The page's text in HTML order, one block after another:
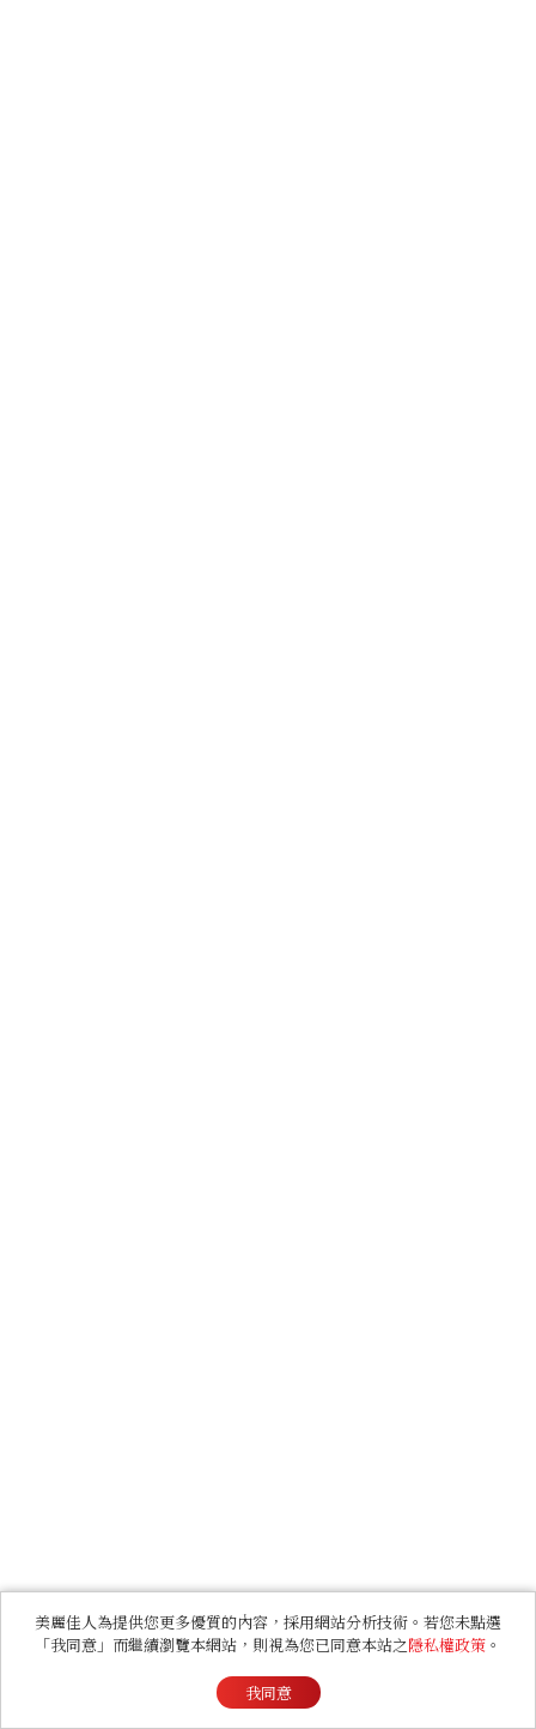
美麗佳人為提供您更多優質的內容，採用網站分析技術。若您未點選
「我同意」而繼續瀏覽本網站，則視為您已同意本站之隱私權政策 。
我同意